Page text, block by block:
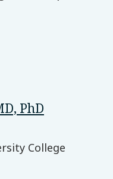
PhD
College